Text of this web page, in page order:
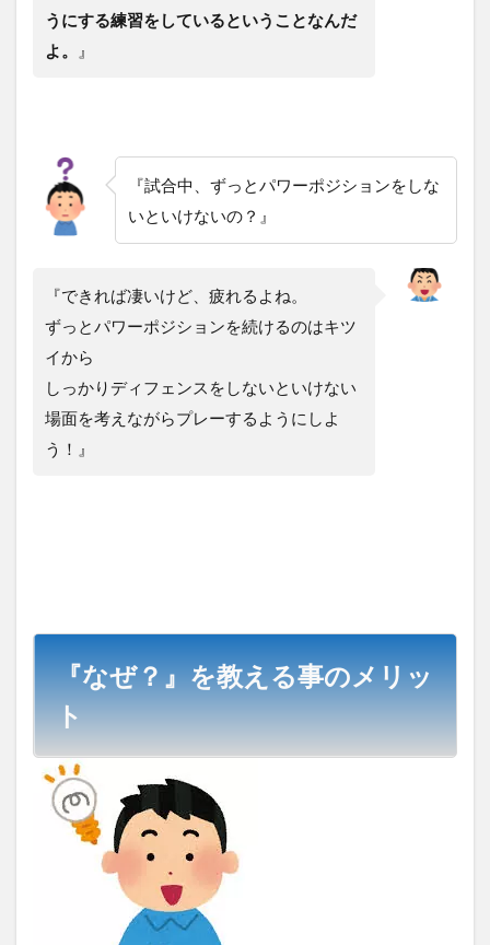
うにする練習をしているということなんだ
よ。
』
『試合中、ずっとパワーポジションをしな
いといけないの？』
『できれば凄いけど、疲れるよね。
ずっとパワーポジションを続けるのはキツ
イから
しっかりディフェンスをしないといけない
場面を考えながらプレーするようにしよ
う！』
『なぜ？』を教える事のメリッ
ト